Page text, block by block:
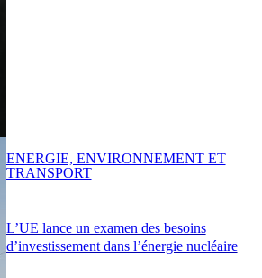
L’UE lance un examen des besoins
d’investissement dans l’énergie nucléaire
ENERGIE, ENVIRONNEMENT ET
TRANSPORT